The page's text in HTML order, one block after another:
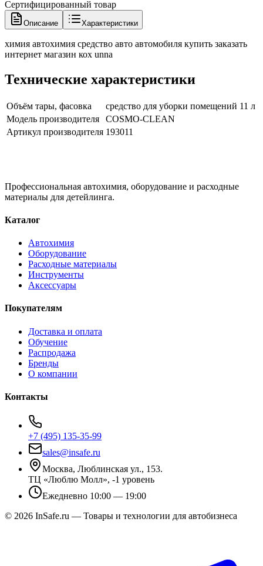
Сертифицированный товар
Описание Характеристики
химия автохимия средство авто автомобиля купить заказать
интернет магазин кох unna
Технические характеристики
Объём тары, фасовка
cредство для уборки помещений 11 л
Модель производителя
COSMO-CLEAN
Артикул производителя 193011
Профессиональная автохимия, оборудование и расходные
материалы для детейлинга.
Каталог
Автохимия
Оборудование
Расходные материалы
Инструменты
Аксессуары
Покупателям
Доставка и оплата
Обучение
Распродажа
Бренды
О компании
Контакты
+7 (495) 135-35-99
sales@insafe.ru
Москва, Люблинская ул., 153.
ТЦ «Люблю Молл», -1 уровень
Ежедневно 10:00 — 19:00
© 2026 InSafe.ru — Товары и технологии для автобизнеса